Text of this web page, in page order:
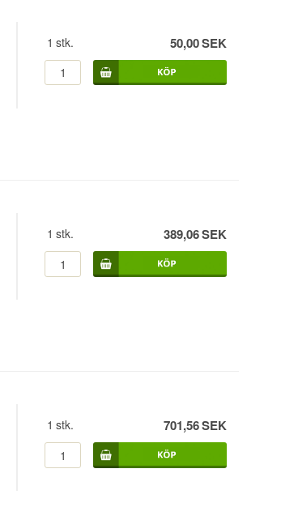
1 stk. 50,00SEK
1 stk. 389,06SEK
1 stk. 701,56SEK